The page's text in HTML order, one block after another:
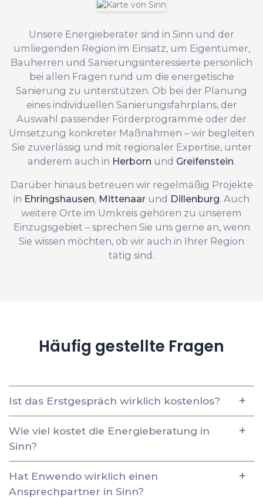
Unsere Energieberater sind in Sinn und der
umliegenden Region im Einsatz, um Eigentümer,
Bauherren und Sanierungsinteressierte persönlich
bei allen Fragen rund um die energetische
Sanierung zu unterstützen. Ob bei der Planung
eines individuellen Sanierungsfahrplans, der
Auswahl passender Förderprogramme oder der
Umsetzung konkreter Maßnahmen – wir begleiten
Sie zuverlässig und mit regionaler Expertise, unter
anderem auch in Herborn und Greifenstein.
Darüber hinaus betreuen wir regelmäßig Projekte
in Ehringshausen, Mittenaar und Dillenburg. Auch
weitere Orte im Umkreis gehören zu unserem
Einzugsgebiet – sprechen Sie uns gerne an, wenn
Sie wissen möchten, ob wir auch in Ihrer Region
tätig sind.
Häufig gestellte Fragen
Ist das Erstgespräch wirklich kostenlos?
Wie viel kostet die Energieberatung in
Sinn?
Hat Enwendo wirklich einen
Ansprechpartner in Sinn?